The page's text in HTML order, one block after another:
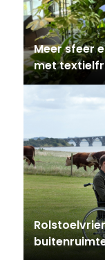
Meer sfeer
met